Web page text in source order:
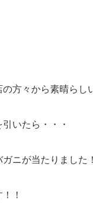
方々から素晴らし
いたら・・・
ニが当たりました！
！